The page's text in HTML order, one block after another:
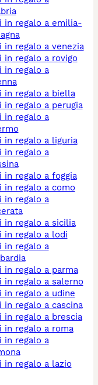
in regalo a venezia
in regalo a rovigo
in regalo a biella
in regalo a perugia
in regalo a liguria
in regalo a foggia
in regalo a como
in regalo a sicilia
in regalo a lodi
in regalo a parma
in regalo a salerno
in regalo a udine
in regalo a cascina
in regalo a brescia
in regalo a roma
in regalo a lazio